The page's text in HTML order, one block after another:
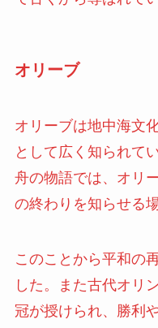
オリーブ
オリーブは地中海文
として広く知られて
舟の物語では、オリ
の終わりを知らせる
このことから平和の
した。また古代オリ
冠が授けられ、勝利